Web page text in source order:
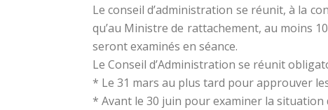
Le conseil d’administration se réunit, à la
qu’au Ministre de rattachement, au moins
seront examinés en séance.
Le Conseil d’Administration se réunit
* Le 31 mars au plus tard pour approuver
* Avant le 30 juin pour examiner la situation